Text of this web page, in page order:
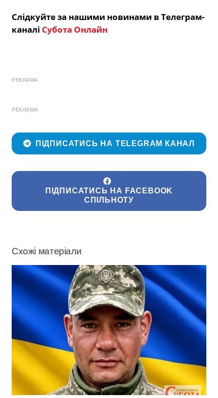
Слідкуйте за нашими новинами в Телеграм-
каналі Субота Онлайн
РЕКЛАМА
РЕКЛАМА
ПІДПИСАТИСЬ НА TELEGRAM КАНАЛ
ПІДПИСАТИСЬ НА FACEBOOK
СПІЛЬНОТУ
Схожі матеріали